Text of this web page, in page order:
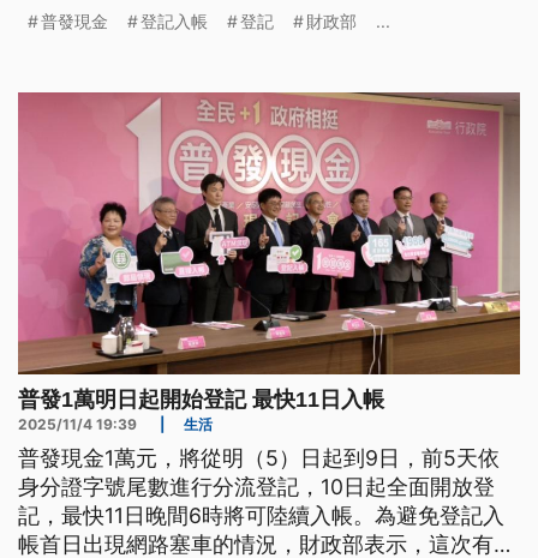
語文）
普發現金 登記入帳 登記 財政部 ...
普發1萬明日起開始登記 最快11日入帳
2025/11/4 19:39 生活
普發現金1萬元，將從明（5）日起到9日，前5天依
身分證字號尾數進行分流登記，10日起全面開放登
記，最快11日晚間6時將可陸續入帳。為避免登記入
帳首日出現網路塞車的情況，財政部表示，這次有擴